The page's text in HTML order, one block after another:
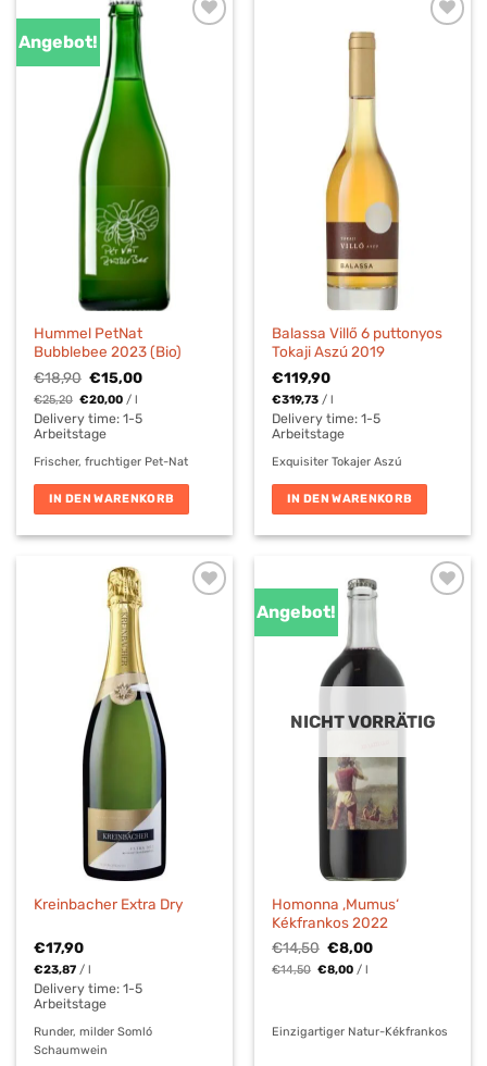
Angebot!
Hummel PetNat
Bubblebee 2023 (Bio)
€18,90 Ursprünglicher
war:
€18,90
€15,00Aktueller
€15,00.
€25,20 €20,00 /l
Delivery time:1-5
Arbeitstage
Frischer, fruchtiger Pet-Nat
IN DEN WARENKORB
Balassa Villő 6 puttonyos
Tokaji Aszú 2019
€119,90
€319,73 /l
Delivery time:1-5
Arbeitstage
Exquisiter Tokajer Aszú
IN DEN WARENKORB
Kreinbacher Extra Dry
€17,90
€23,87 / l
Delivery time:1-5
Arbeitstage
Runder, milder Somló
Schaumwein
Angebot!
NICHT VORRÄTIG
Homonna ‚Mumus‘
Kékfrankos 2022
€14,50 Ursprünglicher
Preis
war:
€8,00Aktueller
€14,50 €8,00 / l
Einzigartiger Natur-Kékfrankos